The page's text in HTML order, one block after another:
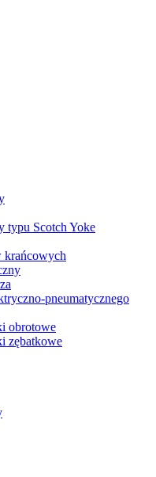
typu Scotch Yoke
krańcowych
pneumatycznego
obrotowe
zębatkowe